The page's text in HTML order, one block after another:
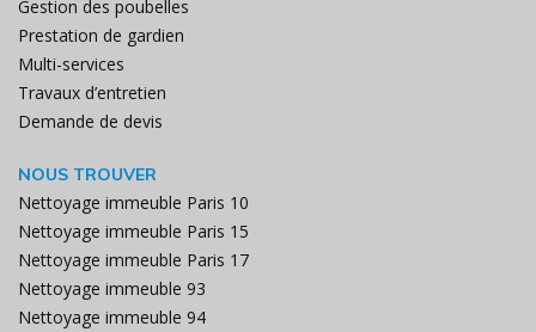
Gestion des poubelles
Prestation de gardien
Multi-services
Travaux d’entretien
Demande de devis
NOUS TROUVER
Nettoyage immeuble Paris 10
Nettoyage immeuble Paris 15
Nettoyage immeuble Paris 17
Nettoyage immeuble 93
Nettoyage immeuble 94